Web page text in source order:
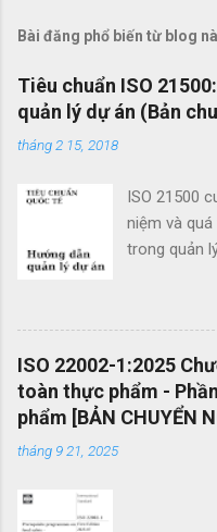
x
é
t
Bài đăng phổ biến từ blog
Tiêu chuẩn ISO
quản lý dự án (Bản
tháng 2 15, 2018
ISO 21500
niệm và
trong quản
nghiệm có
án theo tiêu
của dự án
lợi ích của
chuyển
các tổ
ISO 22002-1:2025
toàn thực phẩm -
phẩm [BẢN CHUYỂN
tháng 9 21, 2025